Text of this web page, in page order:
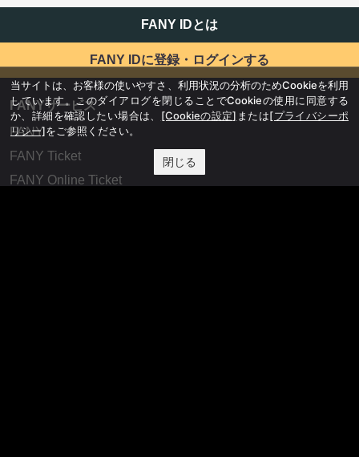
FANY IDとは
FANY IDに登録・ログインする
FANYサービス
FANY
FANY Ticket
FANY Online Ticket
当サイトは、お客様の使いやすさ、利用状況の分析のためCookieを利用
しています。このダイアログを閉じることでCookieの使用に同意する
か、詳細を確認したい場合は、 [Cookieの設定] または[プライバシーポ
リシー]をご参照ください。
閉じる